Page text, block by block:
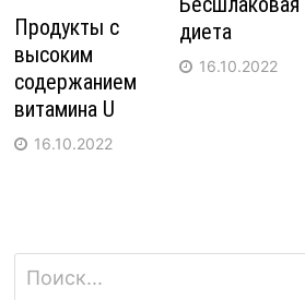
Продукты с
высоким
содержанием
витамина U
16.10.2022
диета
16.10.2022
Найти: